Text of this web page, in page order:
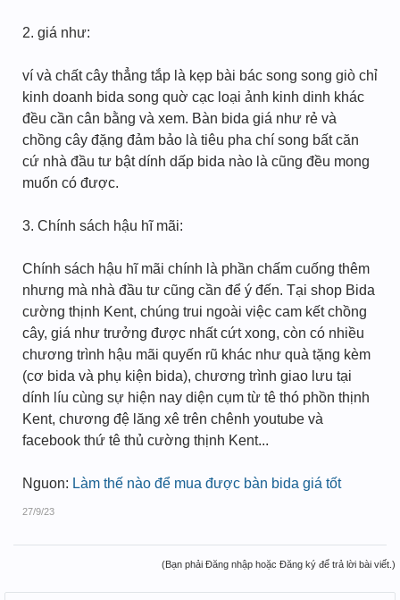
2. giá như:
ví và chất cây thẳng tắp là kẹp bài bác song song giò chỉ
kinh doanh bida song quờ cạc loại ảnh kinh dinh khác
đều cần cân bằng và xem. Bàn bida giá như rẻ và
chồng cây đặng đảm bảo là tiêu pha chí song bất căn
cứ nhà đầu tư bật dính dấp bida nào là cũng đều mong
muốn có được.
3. Chính sách hậu hĩ mãi:
Chính sách hậu hĩ mãi chính là phần chấm cuống thêm
nhưng mà nhà đầu tư cũng cần để ý đến. Tại shop Bida
cường thịnh Kent, chúng trui ngoài việc cam kết chồng
cây, giá như trưởng được nhất cứt xong, còn có nhiều
chương trình hậu mãi quyến rũ khác như quà tặng kèm
(cơ bida và phụ kiện bida), chương trình giao lưu tại
dính líu cùng sự hiện nay diện cụm từ tê thó phồn thịnh
Kent, chương đệ lăng xê trên chênh youtube và
facebook thứ tê thủ cường thịnh Kent...
Nguon: Làm thế nào để mua được bàn bida giá tốt
27/9/23
(Bạn phải Đăng nhập hoặc Đăng ký để trả lời bài viết.)